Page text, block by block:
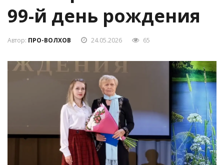
Сясьстрой отметил
99-й день рождения
Автор:ПРО-ВОЛХОВ 24.05.2026 65